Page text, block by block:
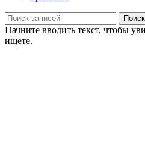
Поиск
Начните вводить текст, чтобы
ищете.